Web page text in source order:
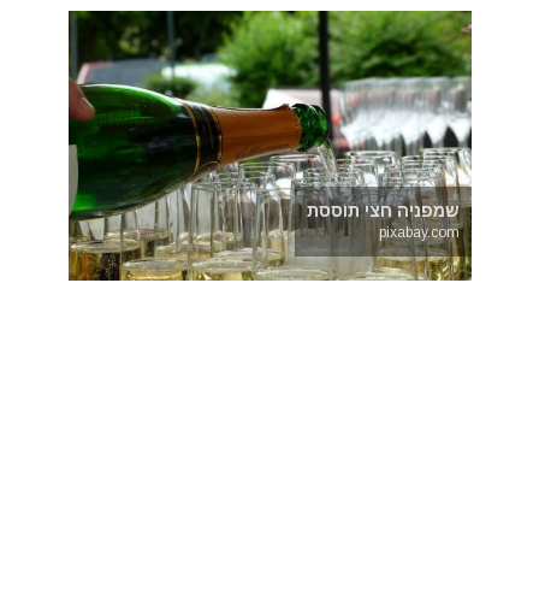
שמפניה חצי תוססת
pixabay.com